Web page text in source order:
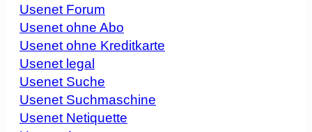
Usenet Forum
Usenet ohne Abo
Usenet ohne Kreditkarte
Usenet legal
Usenet Suche
Usenet Suchmaschine
Usenet Netiquette